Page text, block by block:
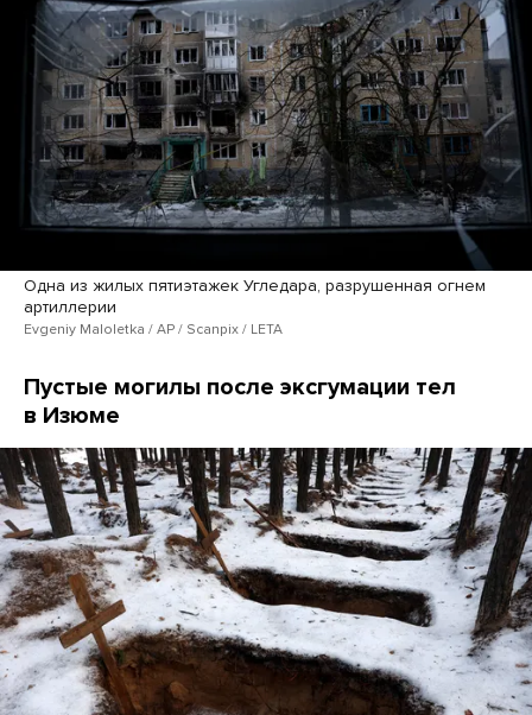
Одна из жилых пятиэтажек Угледара, разрушенная огнем
артиллерии
Evgeniy Maloletka / AP / Scanpix / LETA
Пустые могилы после эксгумации тел
в Изюме